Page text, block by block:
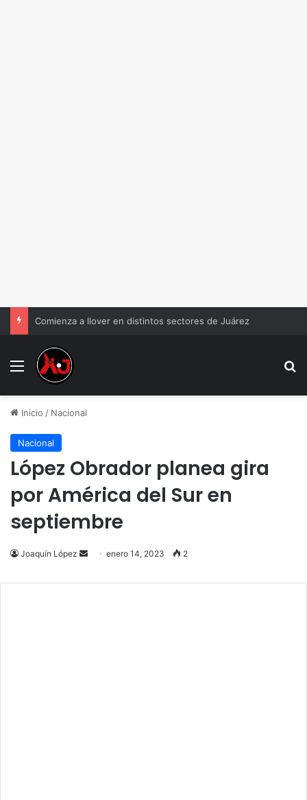
Comienza a llover en distintos sectores de Juárez
Menu
Inicio / Nacional
Nacional
López Obrador planea gira
por América del Sur en
septiembre
Joaquín López
Send
email
enero 14, 2023 2